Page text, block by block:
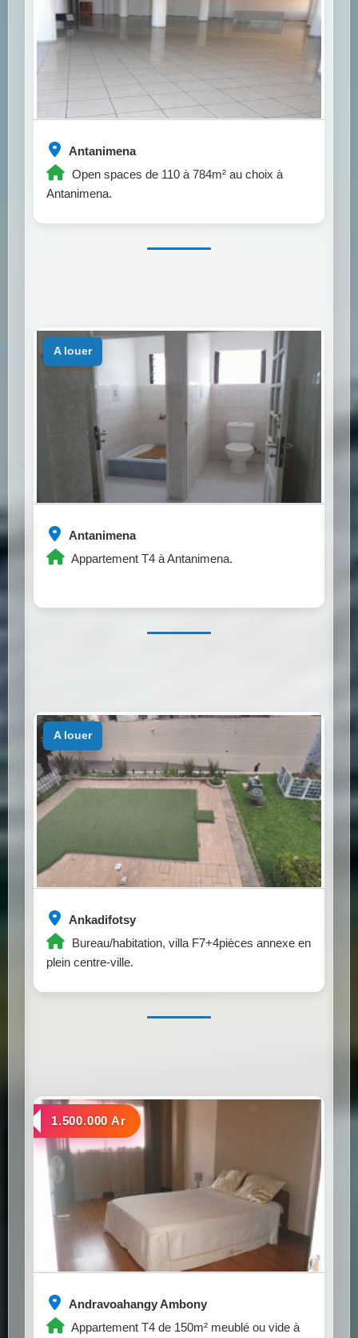
Antanimena
Open spaces de 110 à 784m² au choix à
Antanimena.
Antanimena
Appartement T4 à Antanimena.
a louer
Ankadifotsy
Bureau/habitation, villa F7+4pièces annexe en
plein centre-ville.
a louer
Andravoahangy Ambony
Appartement T4 de 150m² meublé ou vide à
a louer
1.500.000 Ar